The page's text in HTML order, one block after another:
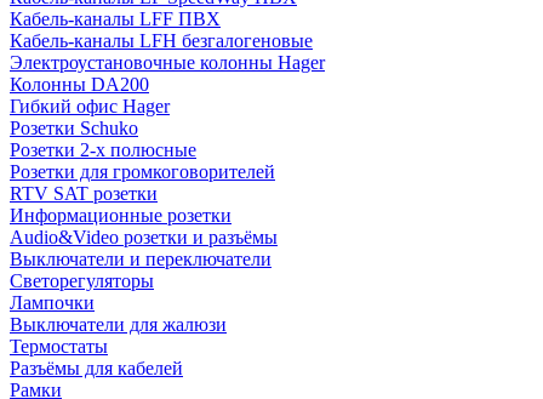
Кабель-каналы LFF ПВХ
Кабель-каналы LFH безгалогеновые
Электроустановочные колонны Hager
Колонны DA200
Гибкий офис Hager
Розетки Schuko
Розетки 2-х полюсные
Розетки для громкоговорителей
RTV SAT розетки
Информационные розетки
Audio&Video розетки и разъёмы
Выключатели и переключатели
Светорегуляторы
Лампочки
Выключатели для жалюзи
Термостаты
Разъёмы для кабелей
Рамки